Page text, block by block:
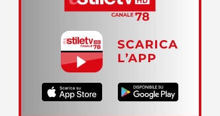
SCARICA
L’APP